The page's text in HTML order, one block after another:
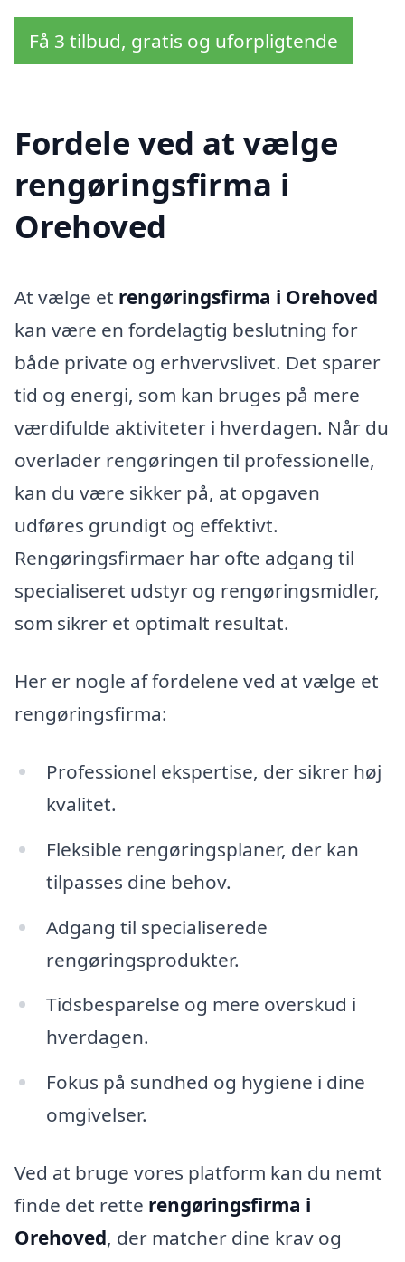
Få 3 tilbud, gratis og uforpligtende
Fordele ved at vælge
rengøringsfirma i
Orehoved
At vælge et rengøringsfirma i Orehoved
kan være en fordelagtig beslutning for
både private og erhvervslivet. Det sparer
tid og energi, som kan bruges på mere
værdifulde aktiviteter i hverdagen. Når du
overlader rengøringen til professionelle,
kan du være sikker på, at opgaven
udføres grundigt og effektivt.
Rengøringsfirmaer har ofte adgang til
specialiseret udstyr og rengøringsmidler,
som sikrer et optimalt resultat.
Her er nogle af fordelene ved at vælge et
rengøringsfirma:
Professionel ekspertise, der sikrer høj
kvalitet.
Fleksible rengøringsplaner, der kan
tilpasses dine behov.
Adgang til specialiserede
rengøringsprodukter.
Tidsbesparelse og mere overskud i
hverdagen.
Fokus på sundhed og hygiene i dine
omgivelser.
Ved at bruge vores platform kan du nemt
finde det rette rengøringsfirma i
Orehoved, der matcher dine krav og